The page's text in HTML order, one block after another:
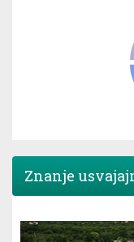
Znanje